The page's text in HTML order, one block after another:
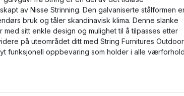
av Nisse Strinning. Den galvaniserte stålformen
bruk og tåler skandinavisk klima. Denne slanke
med sitt enkle design og mulighet til å tilpasses etter
på uteområdet ditt med String Furnitures
funksjonell oppbevaring som holder i alle